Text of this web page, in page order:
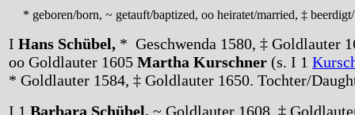
* geboren/born, ~ getauft/baptized, oo heiratet/married, ‡
I Hans Schübel, * Geschwenda 1580, ‡ Goldlauter
oo Goldlauter 1605 Martha Kurschner (s. I 1
* Goldlauter 1584, ‡ Goldlauter 1650. Tochter/
I 1 Barbara Schübel, ~ Goldlauter 1608, ‡